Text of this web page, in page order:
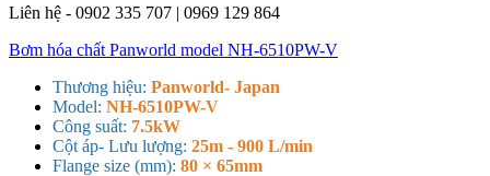
Liên hệ - 0902 335 707 | 0969 129 864
Bơm hóa chất Panworld model NH-6510PW-V
Thương hiệu: Panworld- Japan
Model: NH-6510PW-V
Công suất: 7.5kW
Cột áp- Lưu lượng: 25m - 900 L/min
Flange size (mm): 80 × 65mm